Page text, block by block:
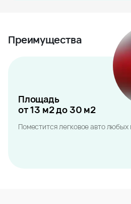
Преимущества
Площадь
от 13 м2 до 30 м2
Поместится легковое авто любых